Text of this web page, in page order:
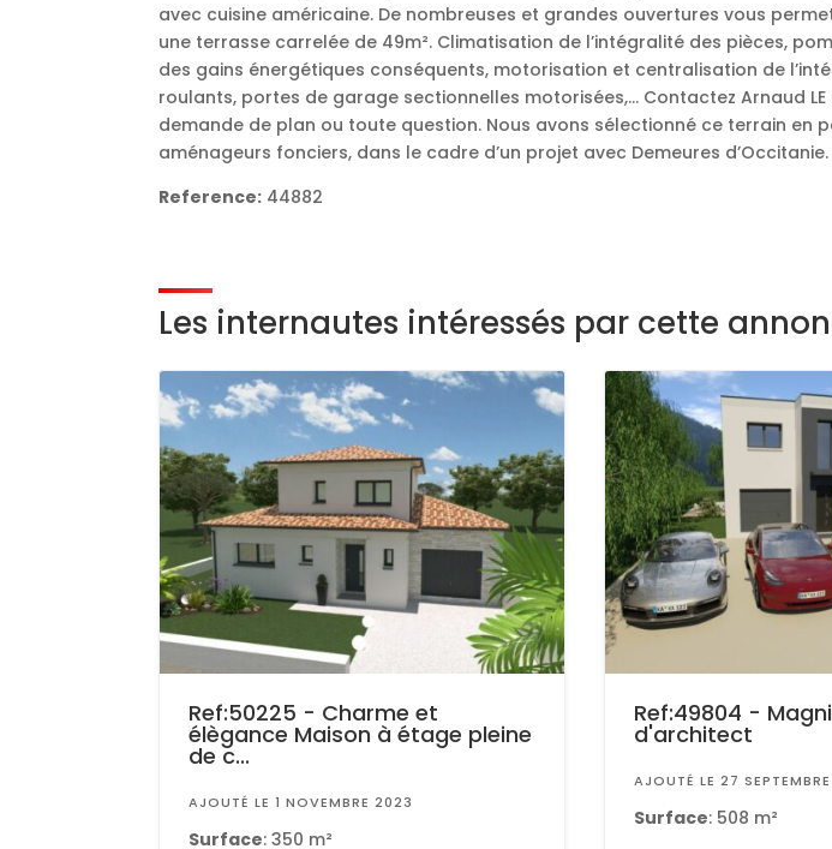
avec cuisine américaine. De nombreuses et grandes ouvertures vous
une terrasse carrelée de 49m². Climatisation de l’intégralité des pièces,
des gains énergétiques conséquents, motorisation et centralisation de
roulants, portes de garage sectionnelles motorisées,… Contactez Arnaud LE
demande de plan ou toute question. Nous avons sélectionné ce terrain en
aménageurs fonciers, dans le cadre d’un projet avec Demeures d’Occitanie.
Reference: 44882
Les internautes intéressés par cette
Ref:50225 - Charme et
élègance Maison à étage pleine
de c...
AJOUTÉ LE 1 NOVEMBRE 2023
Surface: 350 m²
Ref:49804 -
d'architect
AJOUTÉ LE 27
Surface: 508 m²